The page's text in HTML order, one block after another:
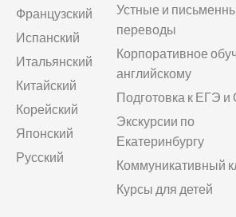
Французский
Испанский
Итальянский
Китайский
Корейский
Японский
Русский
Устные и
переводы
Корпоративное
английскому
Подготовка к ЕГЭ
Экскурсии по
Екатеринбургу
Коммуникативный
Курсы для детей